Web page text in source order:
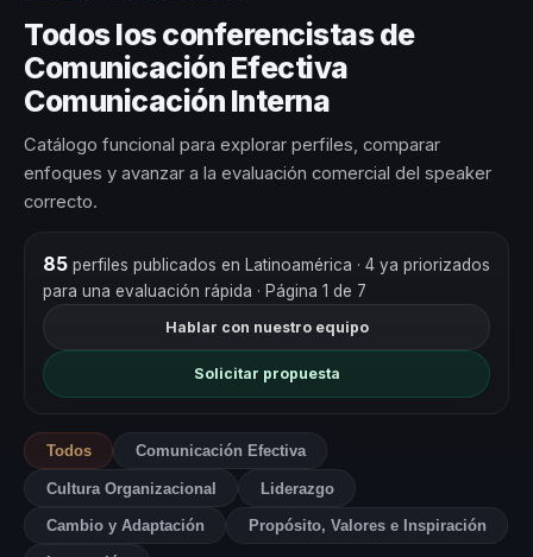
Todos los conferencistas de
Comunicación Efectiva
Comunicación Interna
Catálogo funcional para explorar perfiles, comparar
enfoques y avanzar a la evaluación comercial del speaker
correcto.
85perfiles publicados en Latinoamérica · 4 ya priorizados
para una evaluación rápida · Página 1 de 7
Hablar con nuestro equipo
Solicitar propuesta
Todos Comunicación Efectiva
Cultura Organizacional Liderazgo
Cambio y Adaptación Propósito, Valores e Inspiración